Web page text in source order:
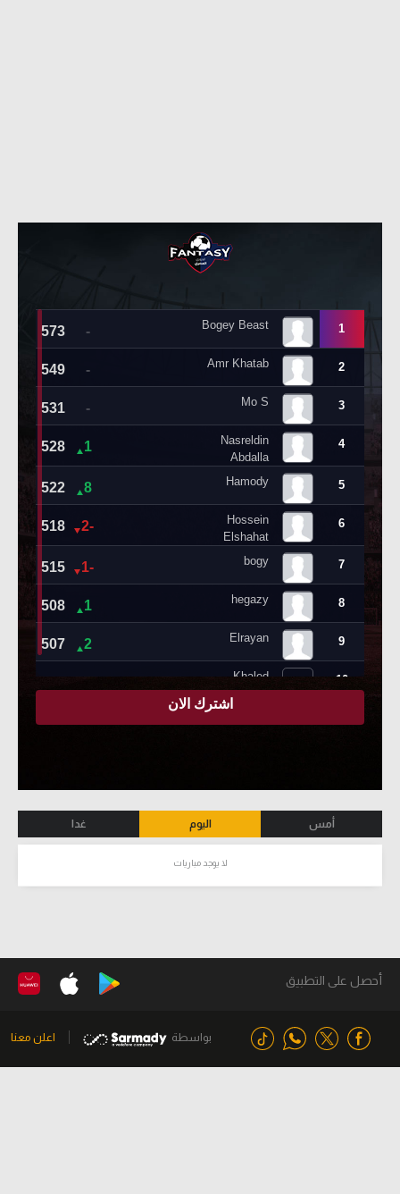
أمس اليوم غدا
لا يوجد مباريات
أحصل على التطبيق
بواسطة اعلن معنا